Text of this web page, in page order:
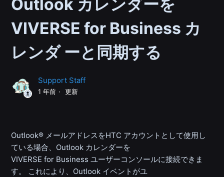
Outlook カレンダーを
VIVERSE for Business カ
レンダ ーと同期する
Support Staff
1 年前 更新
Outlook® メールアドレスをHTC アカウントとして使用し
ている場合、Outlook カレンダーを
VIVERSE for Business ユーザーコンソールに接続できま
す。 これにより、Outlook イベントがユ